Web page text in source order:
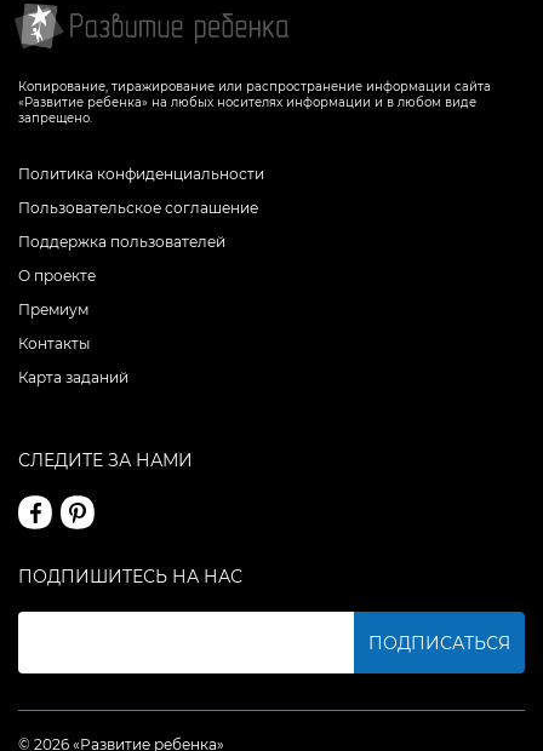
Копирование, тиражирование или распространение информации сайта
«Развитие ребенка» на любых носителях информации и в любом виде
запрещено.
Политика конфиденциальности
Пользовательское соглашение
Поддержка пользователей
О проекте
Премиум
Контакты
Карта заданий
СЛЕДИТЕ ЗА НАМИ
ПОДПИШИТЕСЬ НА НАС
ПОДПИСАТЬСЯ
© 2026 «Развитие ребенка»